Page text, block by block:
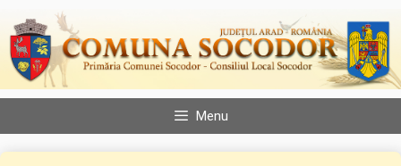
conținut
Menu